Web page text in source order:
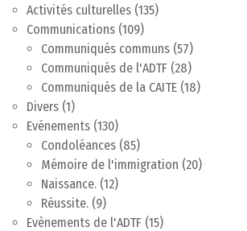
Activités culturelles (135)
Communications (109)
Communiqués communs (57)
Communiqués de l'ADTF (28)
Communiqués de la CAITE (18)
Divers (1)
Evénements (130)
Condoléances (85)
Mémoire de l'immigration (20)
Naissance. (12)
Réussite. (9)
Evènements de l'ADTF (15)